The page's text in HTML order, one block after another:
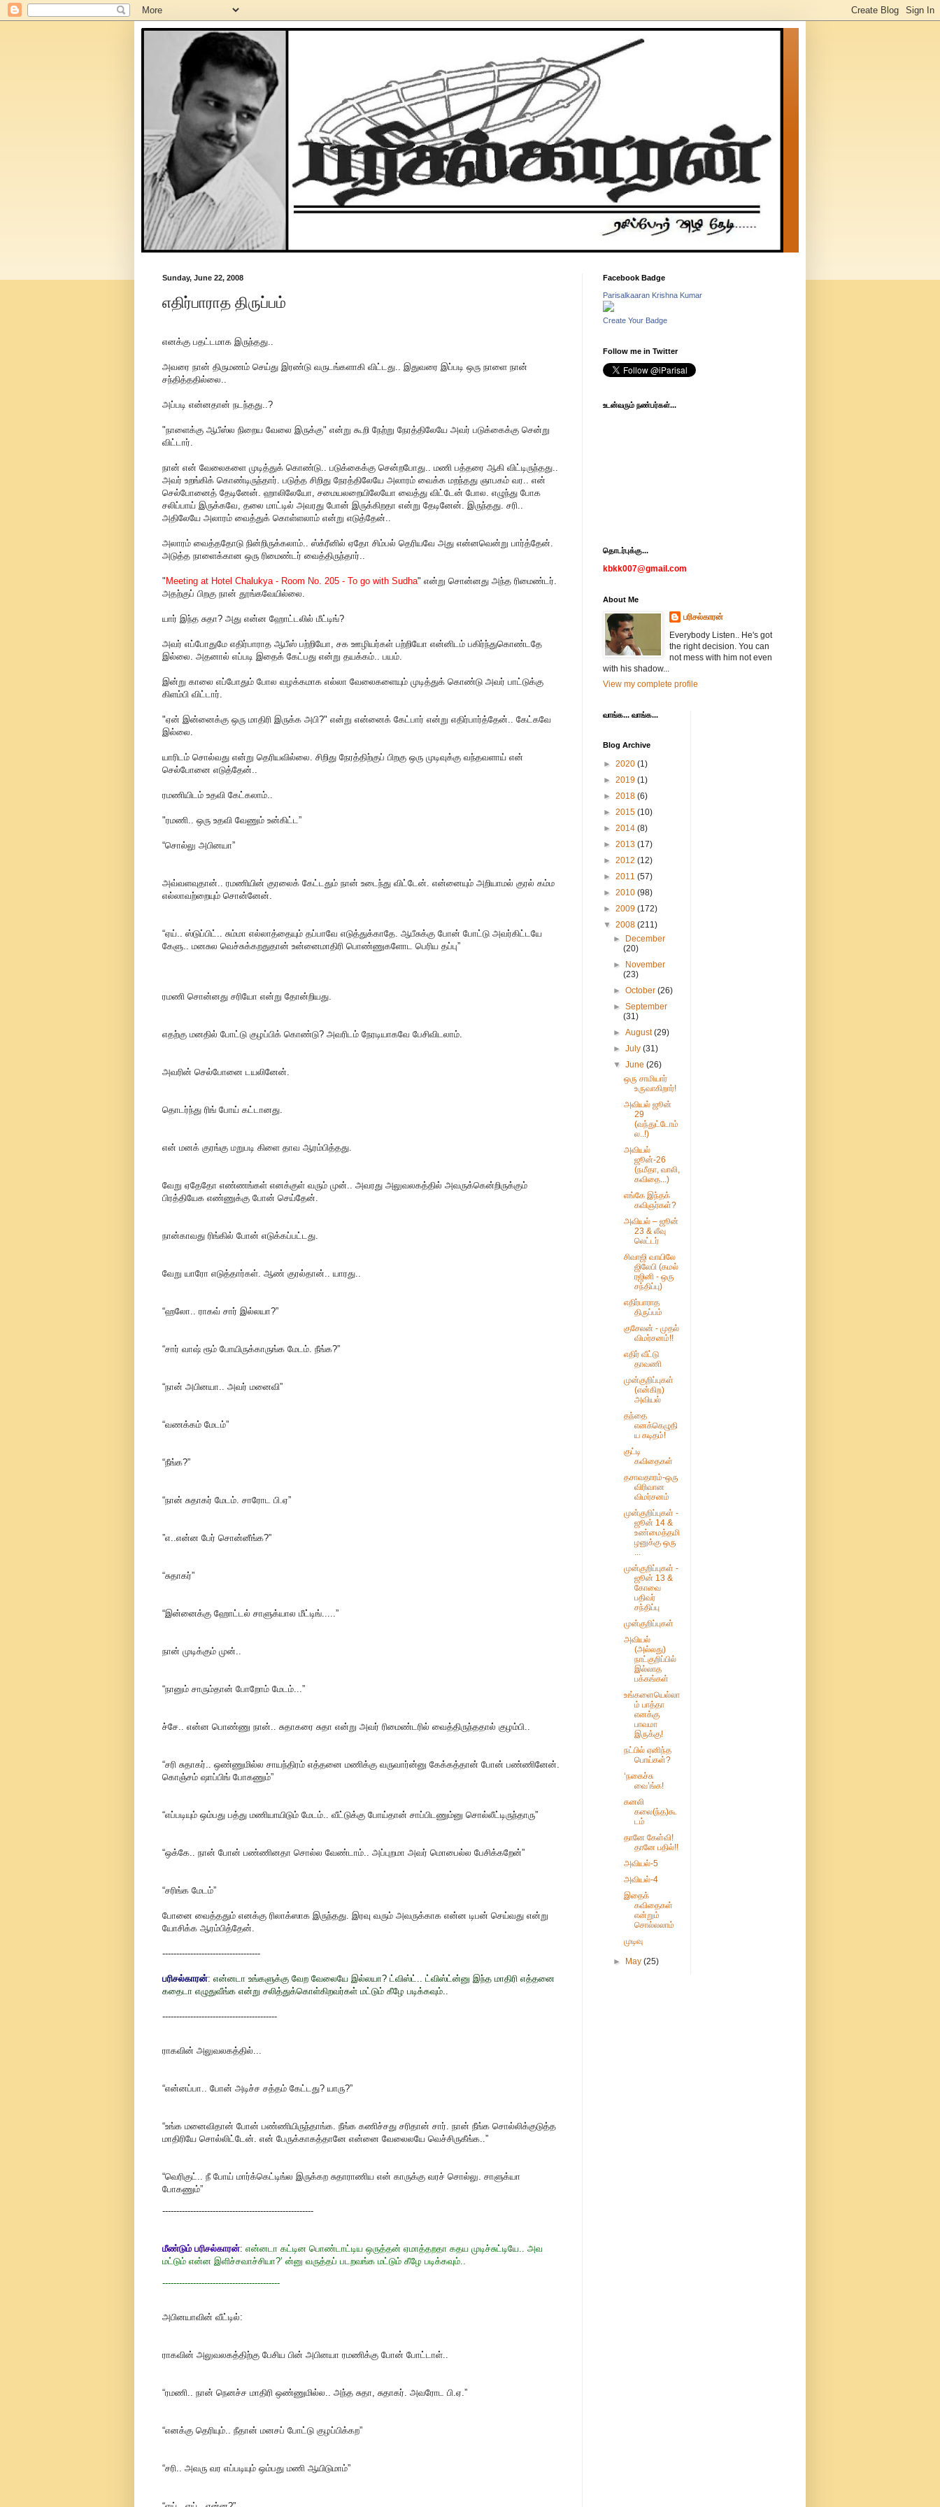
Sunday, June 22, 2008
எதிர்பாராத திருப்பம்
எனக்கு பதட்டமாக இருந்தது..
அவரை நான் திருமணம் செய்து இரண்டு வருடங்களாகி விட்டது.. இதுவரை இப்படி ஒரு நாளை நான்
சந்தித்ததில்லை..
அப்படி என்னதான் நடந்தது..?
"நாளைக்கு ஆபீஸ்ல நிறைய வேலை இருக்கு" என்று கூறி நேற்று நேரத்திலேயே அவர் படுக்கைக்கு சென்று
விட்டார்.
நான் என் வேலைகளை முடித்துக் கொண்டு.. படுக்கைக்கு சென்றபோது.. மணி பத்தரை ஆகி விட்டிருந்தது..
அவர் உறங்கிக் கொண்டிருந்தார். படுத்த சிறிது நேரத்திலேயே அலாரம் வைக்க மறந்தது ஞாபகம் வர.. என்
செல்போனைத் தேடினேன். ஹாலிலேயோ, சமையலறையிலேயோ வைத்து விட்டேன் போல. எழுந்து போக
சலிப்பாய் இருக்கவே, தலை மாட்டில் அவரது போன் இருக்கிறதா என்று தேடினேன். இருந்தது. சரி..
அதிலேயே அலாரம் வைத்துக் கொள்ளலாம் என்று எடுத்தேன்..
அலாரம் வைத்ததோடு நின்றிருக்கலாம்.. ஸ்க்ரீனில் ஏதோ சிம்பல் தெரியவே அது என்னவென்று பார்த்தேன்.
அடுத்த நாளைக்கான ஒரு ரிமைண்டர் வைத்திருந்தார்..
"Meeting at Hotel Chalukya - Room No. 205 - To go with Sudha" என்று சொன்னது அந்த ரிமைண்டர்.
அதற்குப் பிறகு நான் தூங்கவேயில்லை.
யார் இந்த சுதா? அது என்ன ஹோட்டலில் மீட்டிங்?
அவர் எப்போதுமே எதிர்பாராத ஆபீஸ் பற்றியோ, சக ஊழியர்கள் பற்றியோ என்னிடம் பகிர்ந்துகொண்டதே
இல்லை. அதனால் எப்படி இதைக் கேட்பது என்று தயக்கம்.. பயம்.
இன்று காலை எப்போதும் போல வழக்கமாக எல்லா வேலைகளையும் முடித்துக் கொண்டு அவர் பாட்டுக்கு
கிளம்பி விட்டார்.
"ஏன் இன்னைக்கு ஒரு மாதிரி இருக்க அபி?" என்று என்னைக் கேட்பார் என்று எதிர்பார்த்தேன்.. கேட்கவே
இல்லை.
யாரிடம் சொல்வது என்று தெரியவில்லை. சிறிது நேரத்திற்குப் பிறகு ஒரு முடிவுக்கு வந்தவளாய் என்
செல்போனை எடுத்தேன்..
ரமணியிடம் உதவி கேட்கலாம்..
"ரமணி.. ஒரு உதவி வேணும் உன்கிட்ட”
“சொல்லு அபினயா”
அவ்வளவுதான்.. ரமணியின் குரலைக் கேட்டதும் நான் உடைந்து விட்டேன். என்னையும் அறியாமல் குரல் கம்ம
எல்லாவற்றையும் சொன்னேன்.
“ஏய்.. ஸ்டுப்பிட்.. சும்மா எல்லாத்தையும் தப்பாவே எடுத்துக்காதே. ஆபீசுக்கு போன் போட்டு அவர்கிட்டயே
கேளு.. மனசுல வெச்சுக்கறதுதான் உன்னைமாதிரி பொண்ணுகளோட பெரிய தப்பு”
ரமணி சொன்னது சரியோ என்று தோன்றியது.
எதற்கு மனதில் போட்டு குழப்பிக் கொண்டு? அவரிடம் நேரடியாகவே பேசிவிடலாம்.
அவரின் செல்போனை டயலினேன்.
தொடர்ந்து ரிங் போய் கட்டானது.
என் மனக் குரங்கு மறுபடி கிளை தாவ ஆரம்பித்தது.
வேறு ஏதேதோ எண்ணங்கள் எனக்குள் வரும் முன்.. அவரது அலுவலகத்தில் அவருக்கென்றிருக்கும்
பிரத்தியேக எண்ணுக்கு போன் செய்தேன்.
நான்காவது ரிங்கில் போன் எடுக்கப்பட்டது.
வேறு யாரோ எடுத்தார்கள். ஆண் குரல்தான்.. யாரது..
“ஹலோ.. ராகவ் சார் இல்லயா?”
“சார் வாஷ் ரூம் போயிருக்காருங்க மேடம். நீங்க?”
“நான் அபினயா.. அவர் மனைவி”
“வணக்கம் மேடம்”
“நீங்க?”
“நான் சுதாகர் மேடம். சாரோட பி.ஏ”
”எ..என்ன பேர் சொன்னீங்க?”
“சுதாகர்”
“இன்னைக்கு ஹோட்டல் சாளுக்யால மீட்டிங்.....”
நான் முடிக்கும் முன்..
“நானும் சாரும்தான் போறோம் மேடம்...”
ச்சே.. என்ன பொண்ணு நான்.. சுதாகரை சுதா என்று அவர் ரிமைண்டரில் வைத்திருந்ததால் குழம்பி..
“சரி சுதாகர்.. ஒண்ணுமில்ல சாயந்திரம் எத்தனை மணிக்கு வருவார்ன்னு கேக்கத்தான் போன் பண்ணினேன்.
கொஞ்சம் ஷாப்பிங் போகணும்”
“எப்படியும் ஒம்பது பத்து மணியாயிடும் மேடம்.. வீட்டுக்கு போய்தான் சாப்பிடணும்னு சொல்லீட்டிருந்தாரு”
“ஒக்கே.. நான் போன் பண்ணினதா சொல்ல வேண்டாம்.. அப்புறமா அவர் மொபைல்ல பேசிக்கறேன்”
“சரிங்க மேடம்”
போனை வைத்ததும் எனக்கு ரிலாக்ஸாக இருந்தது. இரவு வரும் அவருக்காக என்ன டிபன் செய்வது என்று
யோசிக்க ஆரம்பித்தேன்.
-----------------------------------
பரிசல்காரன்: என்னடா உங்களுக்கு வேற வேலையே இல்லயா? ட்விஸ்ட்.. ட்விஸ்ட்ன்னு இந்த மாதிரி எத்தனை
கதைடா எழுதுவீங்க என்று சலித்துக்கொள்கிறவர்கள் மட்டும் கீழே படிக்கவும்..
-----------------------------------------
ராகவின் அலுவலகத்தில்...
“என்னப்பா.. போன் அடிச்ச சத்தம் கேட்டது? யாரு?”
“உங்க மனைவிதான் போன் பண்ணியிருந்தாங்க. நீங்க கணிச்சது சரிதான் சார். நான் நீங்க சொல்லிக்குடுத்த
மாதிரியே சொல்லிட்டேன். என் பேருக்காகத்தானே என்னை வேலைலயே வெச்சிருகீங்க..”
“வெரிகுட்.. நீ போய் மார்க்கெட்டிங்ல இருக்கற சுதாராணிய என் காருக்கு வரச் சொல்லு. சாளுக்யா
போகணும்”
------------------------------------------------------
மீண்டும் பரிசல்காரன்: என்னடா கட்டின பொண்டாட்டிய ஒருத்தன் ஏமாத்தறதா கதய முடிச்சுட்டியே.. அவ
மட்டும் என்ன இளிச்சவாச்சியா?’ ன்னு வருத்தப் படறவங்க மட்டும் கீழே படிக்கவும்..
------------------------------------------
அபினயாவின் வீட்டில்:
ராகவின் அலுவலகத்திற்கு பேசிய பின் அபினயா ரமணிக்கு போன் போட்டாள்..
“ரமணி.. நான் நெனச்ச மாதிரி ஒண்ணுமில்ல.. அந்த சுதா, சுதாகர். அவரோட பி.ஏ.”
“எனக்கு தெரியும்.. நீதான் மனசப் போட்டு குழப்பிக்கற”
“சரி.. அவரு வர எப்படியும் ஒம்பது மணி ஆயிடுமாம்”
Facebook Badge
Parisalkaaran Krishna Kumar
Create Your Badge
Follow me in Twitter
உடன்வரும் நண்பர்கள்...
தொடர்புக்கு...
kbkk007@gmail.com
About Me
பரிசல்காரன்
Everybody Listen.. He's got
the right decision. You can
not mess with him not even
with his shadow...
View my complete profile
வாங்க... வாங்க...
Blog Archive
► 2020 (1)
► 2019 (1)
► 2018 (6)
► 2015 (10)
► 2014 (8)
► 2013 (17)
► 2012 (12)
► 2011 (57)
► 2010 (98)
► 2009 (172)
▼ 2008 (211)
►
December
(20)
►
November
(23)
►October(26)
►September
(31)
►August(29)
►July(31)
▼June(26)
ஒரு சாமியார்
உருவாகிறார்!
அவியல் ஜூன்
29
(வந்துட்டோம்
ல..!)
அவியல்
ஜூன்-26
(நமீதா, வாலி,
கவிதை...)
எங்கே இந்தக்
கவிஞர்கள்?
அவியல் – ஜூன்
23 & லீவு
லெட்டர்
சிவாஜி வாயிலே
ஜிலேபி (கமல்
ரஜினி - ஒரு
சந்திப்பு)
எதிர்பாராத
திருப்பம்
குசேலன் - முதல்
விமர்சனம்!!
எதிர் வீட்டு
தாவணி
முன்குறிப்புகள்
(என்கிற)
அவியல்
தந்தை
எனக்கெழுதி
ய கடிதம்!
குட்டி
கவிதைகள்
தசாவதாரம்-ஒரு
விரிவான
விமர்சனம்
முன்குறிப்புகள் -
ஜூன் 14 &
உண்மைத்தமி
ழனுக்கு ஒரு
...
முன்குறிப்புகள் -
ஜூன் 13 &
கோவை
பதிவர்
சந்திப்பு
முன்குறிப்புகள்
அவியல்
(அல்லது)
நாட்குறிப்பில்
இல்லாத
பக்கங்கள்
உங்களையெல்லா
ம் பாத்தா
எனக்கு
பாவமா
இருக்கு!
நட்பில் ஏனிந்த
பொய்கள்?
‘நகைச்சு
வை’ங்க!
கனலி
கலை(ந்த)கூ
டம்
தானே கேள்வி!
தானே பதில்!!
அவியல்-5
அவியல்-4
இதைக்
கவிதைகள்
என்றும்
சொல்லலாம்
முடிவு
► May(25)